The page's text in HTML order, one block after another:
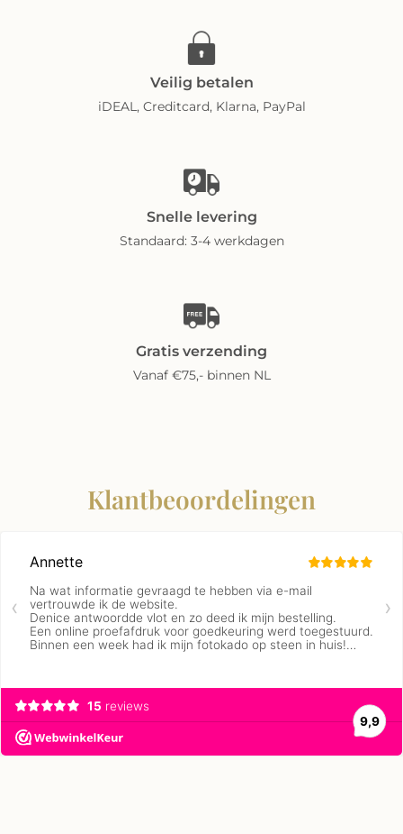
Veilig betalen
iDEAL, Creditcard, Klarna, PayPal
Snelle levering
Standaard: 3-4 werkdagen
Gratis verzending
Vanaf €75,- binnen NL
Klantbeoordelingen